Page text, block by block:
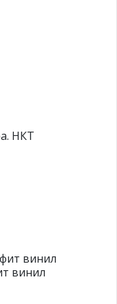
НКТ
винил